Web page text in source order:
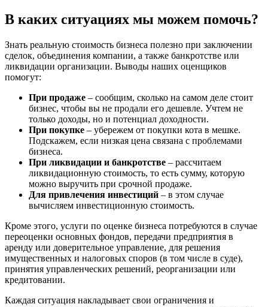
В каких ситуациях мы можем помочь?
Знать реальную стоимость бизнеса полезно при заключении
сделок, объединения компании, а также банкротстве или
ликвидации организации. Выводы наших оценщиков
помогут:
При продаже – сообщим, сколько на самом деле стоит
бизнес, чтобы вы не продали его дешевле. Учтем не
только доходы, но и потенциал доходности.
При покупке – убережем от покупки кота в мешке.
Подскажем, если низкая цена связана с проблемами
бизнеса.
При ликвидации и банкротстве – рассчитаем
ликвидационную стоимость, то есть сумму, которую
можно выручить при срочной продаже.
Для привлечения инвестиций – в этом случае
вычисляем инвестиционную стоимость.
Кроме этого, услуги по оценке бизнеса потребуются в случае
переоценки основных фондов, передачи предприятия в
аренду или доверительное управление, для решения
имущественных и налоговых споров (в том числе в суде),
принятия управленческих решений, реорганизации или
кредитовании.
Каждая ситуация накладывает свои ограничения и
Горячий Ключ
Губаха
Губкин
Губкинский
Гулькевичи
Гусь-Хрустальный
Дедовск
Дербент
Джанкой
Дзержинск
Дзержинский
Дмитров
Долгопрудный
Домодедово
Донецк
Дубна
Дюртюли